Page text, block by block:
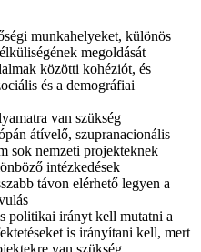
munkahelyeket, különös
megoldását
közötti kohéziót, és
és a demográfiai
van szükség
átívelő, szupranacionális
sok nemzeti projekteknek
intézkedések
távon elérhető legyen a
politikai irányt kell mutatni a
is irányítani kell, mert